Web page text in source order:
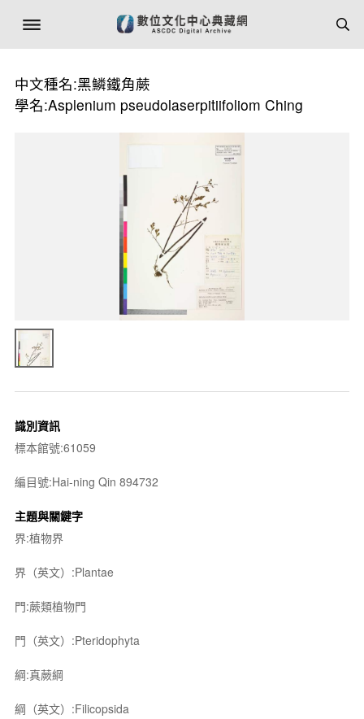
中文種名:黑鱗鐵角蕨
學名:Asplenium pseudolaserpitiifoliom Ching
識別資訊
標本館號:61059
編目號:Hai-ning Qin 894732
主題與關鍵字
界:植物界
界（英文）:Plantae
門:蕨類植物門
門（英文）:Pteridophyta
綱:真蕨綱
綱（英文）:Filicopsida